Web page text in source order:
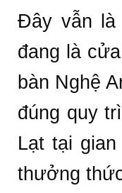
Đây vẫn là
đang là
bàn Nghệ
đúng quy
Lạt tại
thưởng